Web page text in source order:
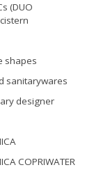
(DUO
shapes
sanitarywares
designer
COPRIWATER